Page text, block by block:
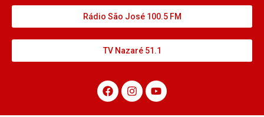
Rádio São José 100.5 FM
TV Nazaré 51.1